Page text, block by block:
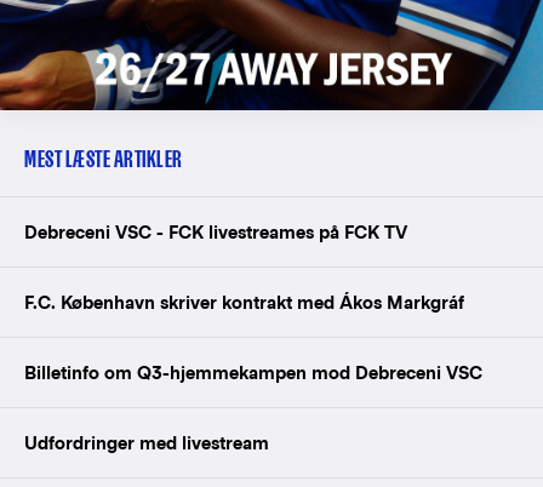
MEST LÆSTE ARTIKLER
Debreceni VSC - FCK livestreames på FCK TV
F.C. København skriver kontrakt med Ákos Markgráf
Billetinfo om Q3-hjemmekampen mod Debreceni VSC
Udfordringer med livestream